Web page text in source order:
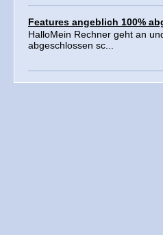
Features angeblich 100%
HalloMein Rechner geht an
abgeschlossen sc...